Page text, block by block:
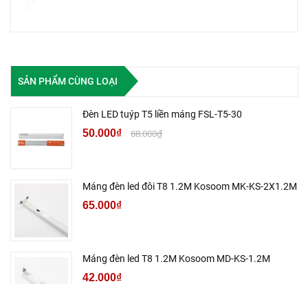
SẢN PHẨM CÙNG LOẠI
Đèn LED tuýp T5 liền máng FSL-T5-30
50.000₫ 88.000₫
Máng đèn led đôi T8 1.2M Kosoom MK-KS-2X1.2M
65.000₫
Máng đèn led T8 1.2M Kosoom MD-KS-1.2M
42.000₫